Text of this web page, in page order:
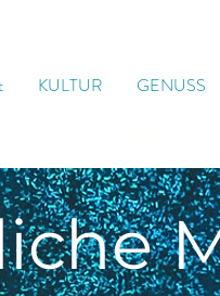
KULTUR GENUSS